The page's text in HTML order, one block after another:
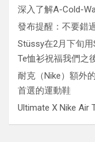
深入了解A-Cold-
發布提醒：不要錯
Stüssy在2月下旬
Te恤衫祝福我們之
耐克（Nike）額外
首選的運動鞋
Ultimate X Nike Air